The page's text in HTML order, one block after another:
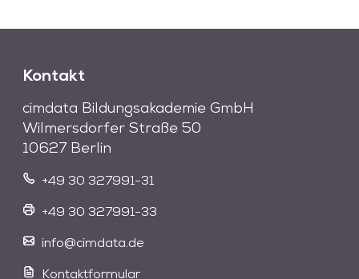
Kontakt
cimdata Bildungsakademie GmbH
Wilmersdorfer Straße 50
10627 Berlin
+49 30 327991-31
+49 30 327991-33
info@cimdata.de
Kontaktformular